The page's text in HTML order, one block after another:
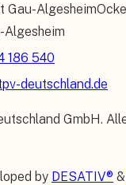
Gau-Algesheim
186 540
deutschland.de
GmbH.
by DESATIV® &